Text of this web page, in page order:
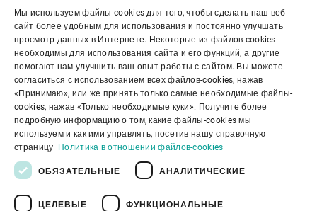
Корпоративное управление
О нас
Полезные ссылки
Политика конфиденциальности
ENGLISH
SPANISH
GERMAN
FRENCH
PORTUGUESE
Мы используем файлы-cookies для того, чтобы сделать наш веб-
сайт более удобным для использования и постоянно улучшать
просмотр данных в Интернете. Некоторые из файлов-cookies
необходимы для использования сайта и его функций, а другие
помогают нам улучшить ваш опыт работы с сайтом. Вы можете
согласиться с использованием всех файлов-cookies, нажав
«Принимаю», или же принять только самые необходимые файлы-
cookies, нажав «Только необходимые куки». Получите более
подробную информацию о том, какие файлы-cookies мы
используем и как ими управлять, посетив нашу справочную
страницу Политика в отношении файлов-cookies
ОБЯЗАТЕЛЬНЫЕ АНАЛИТИЧЕСКИЕ
ЦЕЛЕВЫЕ ФУНКЦИОНАЛЬНЫЕ